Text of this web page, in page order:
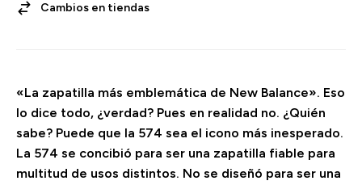
Cambios en tiendas
«La zapatilla más emblemática de New Balance». Eso
lo dice todo, ¿verdad? Pues en realidad no. ¿Quién
sabe? Puede que la 574 sea el icono más inesperado.
La 574 se concibió para ser una zapatilla fiable para
multitud de usos distintos. No se diseñó para ser una